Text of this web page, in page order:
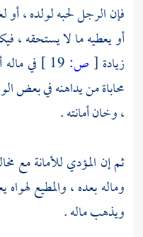
فإن الرجل لحبه لولده ، أو
أو يعطيه ما لا يستحقه ،
زيادة [ص:
في
محاباة من يداهنه في بعض
، وخان أمانته .
ثم إن المؤدي للأمانة مع
وماله بعده ، والمطيع
ويذهب ماله .